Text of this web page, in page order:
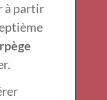
à partir